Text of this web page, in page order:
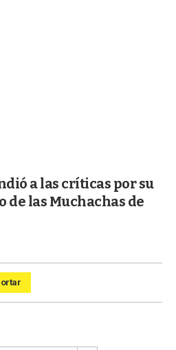
a las críticas por su
de las Muchachas de